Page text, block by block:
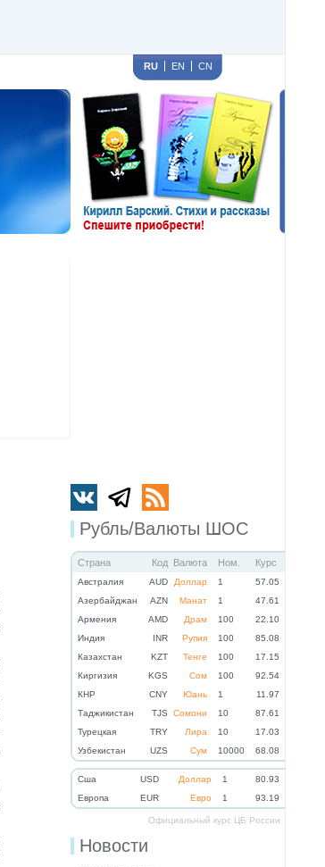
RU EN CN
Рубль/Валюты ШОС
Страна Код Валюта Ном. Курс
Австралия AUD Доллар 1
57.05
Азербайджан
AZN Манат 1
47.61
Армения
AMD Драм 100
22.10
Индия
INR Рупия 100
85.08
Казахстан
KZT Тенге 100
17.15
Киргизия
KGS Сом 100
92.54
КНР
CNY Юань 1
11.97
Таджикистан
TJS Сомони 10
87.61
Турецкая
TRY Лира 10
17.03
Узбекистан
UZS Сум 10000 68.08
Cша USD Доллар 1
80.93
Eвропа
EUR Евро 1 93.19
Официальный курс ЦБ России
Новости